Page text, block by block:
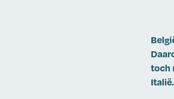
toch
Italië.